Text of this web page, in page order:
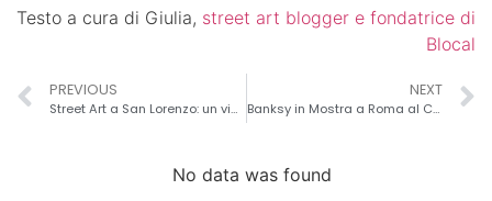
Testo a cura di Giulia, street art blogger e fondatrice di
Blocal
PREVIOUS
Street Art a San Lorenzo: un viaggio tra grandi Murales e Solidarietà di quartiere
NEXT
Banksy in Mostra a Roma al Chiostro del Bramante
No data was found